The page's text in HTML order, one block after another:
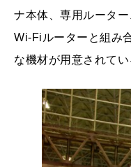
ナ本体、専用ルータ
Wi-Fiルーターと組み
な機材が用意されてい